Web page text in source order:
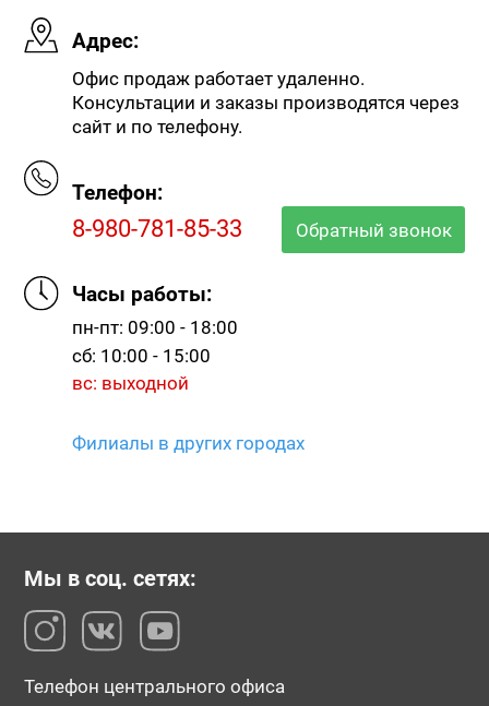
Адрес:
Офис продаж работает удаленно.
Консультации и заказы производятся через
сайт и по телефону.
Телефон:
8-980-781-85-33 Обратный звонок
Часы работы:
пн-пт: 09:00 - 18:00
сб: 10:00 - 15:00
вс: выходной
Филиалы в других городах
Мы в соц. сетях:
Телефон центрального офиса